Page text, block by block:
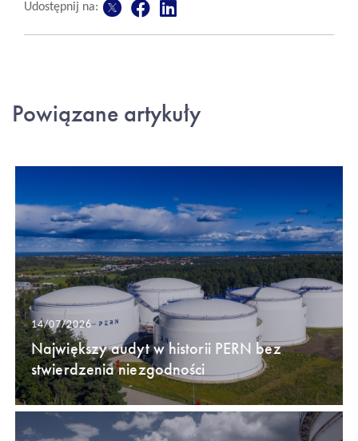
Udostępnij na:
Powiązane artykuły
14/07/2026
Największy audyt w historii PERN bez
stwierdzenia niezgodności